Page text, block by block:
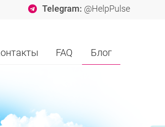
Telegram: @HelpPulse
FAQ Блог